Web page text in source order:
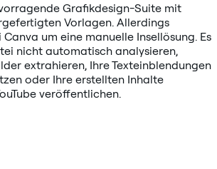
Grafikdesign-Suite mit
Vorlagen. Allerdings
um eine manuelle Insellösung. Es
nicht automatisch analysieren,
extrahieren, Ihre Texteinblendungen
oder Ihre erstellten Inhalte
veröffentlichen.